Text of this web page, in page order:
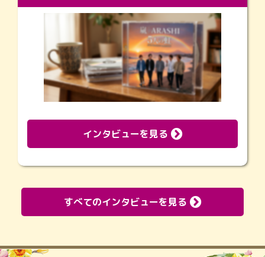
インタビューを見る
すべてのインタビューを見る